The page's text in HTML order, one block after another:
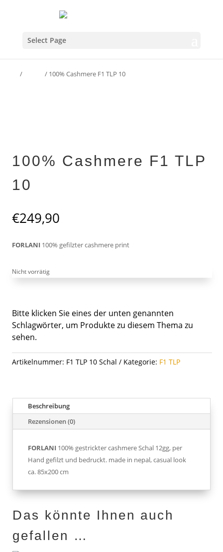
Select Page
/ / 100% Cashmere F1 TLP 10
100% Cashmere F1 TLP
10
€249,90
FORLANI 100% gefilzter cashmere print
Nicht vorrätig
Bitte klicken Sie eines der unten genannten
Schlagwörter, um Produkte zu diesem Thema zu
sehen.
Artikelnummer: F1 TLP 10 Schal Kategorie: F1 TLP
Beschreibung
Rezensionen (0)
FORLANI 100% gestrickter cashmere Schal 12gg, per
Hand gefilzt und bedruckt. made in nepal, casual look
ca. 85x200 cm
Das könnte Ihnen auch
gefallen …